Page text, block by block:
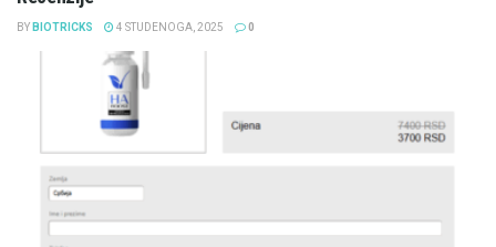
BY BIOTRICKS 4 STUDENOGA, 2025 0